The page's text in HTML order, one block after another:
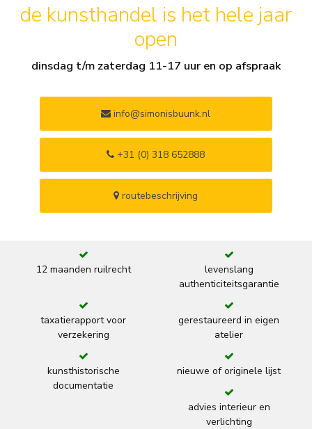
de kunsthandel is het hele jaar
open
dinsdag t/m zaterdag 11-17 uur en op afspraak
info@simonisbuunk.nl
+31 (0) 318 652888
routebeschrijving
12 maanden ruilrecht
levenslang
authenticiteitsgarantie
taxatierapport voor
verzekering
gerestaureerd in eigen
atelier
kunsthistorische
documentatie
nieuwe of originele lijst
advies interieur en
verlichting